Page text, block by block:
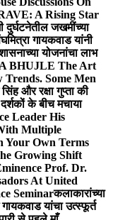
A Rising Star
दुर्घटनेतील जखमींच्या
गायकवाड यांनी
योजनांचा लाभ
BHUJLE The Art
Some Men
और रक्षा गुप्ता की
के बीच मचाया
Leader His
Multiple
Your Own Terms
Growing Shift
Prof. Dr.
At United
Seminarकलाकारांच्या
गायकवाड यांचा उत्स्फूर्त